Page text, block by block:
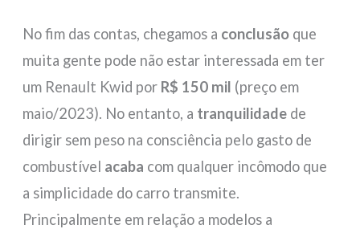
No fim das contas, chegamos a conclusão que
muita gente pode não estar interessada em ter
um Renault Kwid por R$ 150 mil (preço em
maio/2023). No entanto, a tranquilidade de
dirigir sem peso na consciência pelo gasto de
combustível acaba com qualquer incômodo que
a simplicidade do carro transmite.
Principalmente em relação a modelos a